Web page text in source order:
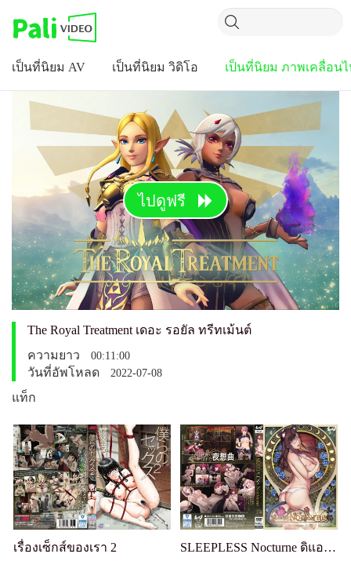
เป็นที่นิยม AV เป็นที่นิยม วิดิโอ เป็นที่นิยม ภาพเคลื่อน
ไปดูฟรี
The Royal Treatment เดอะ รอยัล ทรีทเม้นต์
ความยาว
00:11:00
วันที่อัพโหลด 2022-07-08
แท็ก
เรื่องเซ็กส์ของเรา 2 SLEEPLESS Nocturne ดิแอนิเมชั่น เล่ม 1